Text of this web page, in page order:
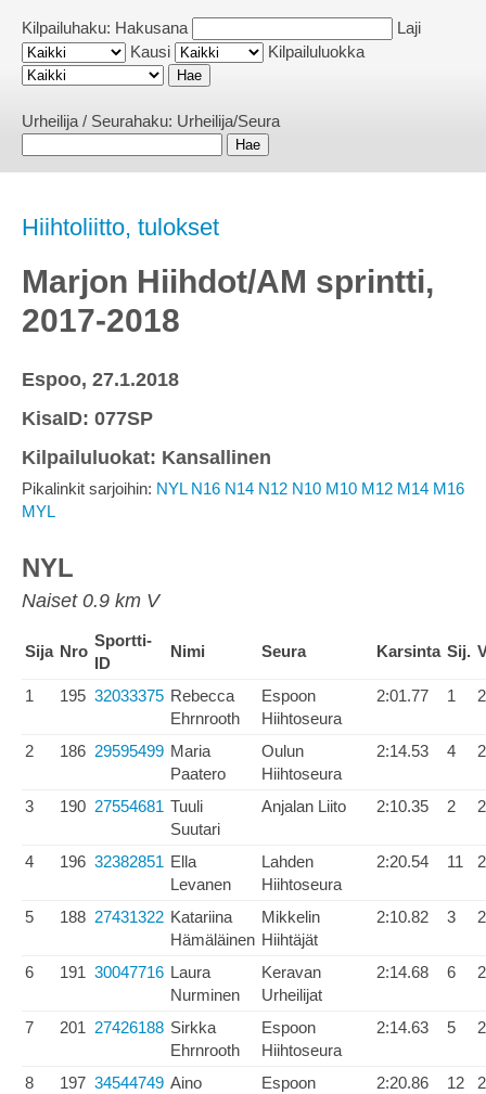
Kilpailuhaku: Hakusana
Laji
Kausi
Kilpailuluokka
Urheilija / Seurahaku: Urheilija/Seura
Hiihtoliitto, tulokset
Marjon Hiihdot/AM sprintti,
2017-2018
Espoo, 27.1.2018
KisaID: 077SP
Kilpailuluokat: Kansallinen
Pikalinkit sarjoihin: NYL N16 N14 N12 N10 M10 M12 M14 M16
MYL
NYL
Naiset 0.9 km V
Sija Nro
Sportti-
ID
Nimi Seura Karsinta Sij.
1 195 32033375 Rebecca
Ehrnrooth
Espoon
Hiihtoseura
2:01.77 1
2 186 29595499 Maria
Paatero
Oulun
Hiihtoseura
2:14.53 4
3 190 27554681 Tuuli
Suutari
Anjalan Liito 2:10.35 2
4 196 32382851 Ella
Levanen
Lahden
Hiihtoseura
2:20.54 11
5 188 27431322 Katariina
Hämäläinen
Mikkelin
Hiihtäjät
2:10.82 3
6 191 30047716 Laura
Nurminen
Keravan
Urheilijat
2:14.68 6
7 201 27426188 Sirkka
Ehrnrooth
Espoon
Hiihtoseura
2:14.63 5
8 197 34544749 Aino
Espoon
2:20.86 12